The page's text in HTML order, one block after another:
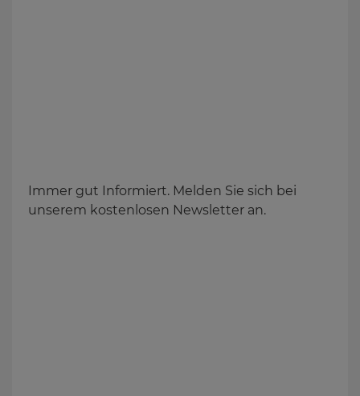
Immer gut Informiert. Melden Sie sich bei
unserem kostenlosen Newsletter an.